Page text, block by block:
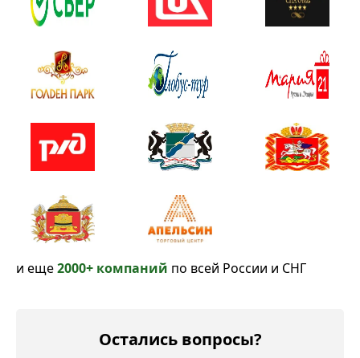
и еще2000+ компаний по всей России и СНГ
Остались вопросы?